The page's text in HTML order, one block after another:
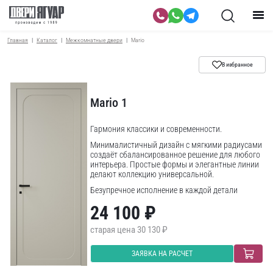
Главная Каталог Межкомнатные двери Mario
В избранное
Mario 1
Гармония классики и современности.
Минималистичный дизайн с мягкими радиусами
создаёт сбалансированное решение для любого
интерьера. Простые формы и элегантные линии
делают коллекцию универсальной.
Безупречное исполнение в каждой детали
функциональность.
24 100 ₽
30 130 ₽
ЗАЯВКА НА РАСЧЕТ